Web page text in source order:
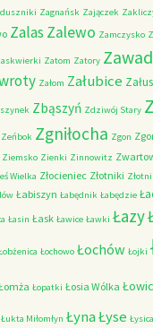
Zagnańsk Zajączek
ZalasZalewo Zamczysko
Zatom Zatory
Załom Załubice
Zbąszyń Zdziwój Stary
Zeńbok Zgniłocha Zgon
Ziemsko Zienki Zinnowitz
Wielka Złocieniec Złotniki
Łabiszyn Łabędnik Łabędzie
Łasin Łask Ławice Ławki Łazy
Łochowo Łochów Łojki
Łopatki Łosia Wólka
Łukta Miłomłyn ŁynaŁyse Łysica